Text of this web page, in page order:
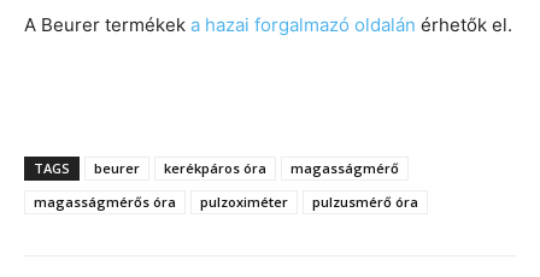
A Beurer termékek a hazai forgalmazó oldalán érhetők el.
TAGS beurer kerékpáros óra
magasságmérő
magasságmérős óra
pulzoximéter pulzusmérő óra